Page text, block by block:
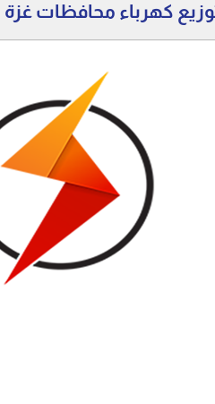
كهرباء محافظات غزة